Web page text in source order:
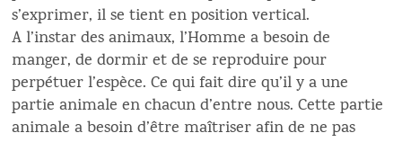
s’exprimer, il se tient en position vertical.
A l’instar des animaux, l’Homme a besoin de
manger, de dormir et de se reproduire pour
perpétuer l’espèce. Ce qui fait dire qu’il y a une
partie animale en chacun d’entre nous. Cette partie
animale a besoin d’être maîtriser afin de ne pas